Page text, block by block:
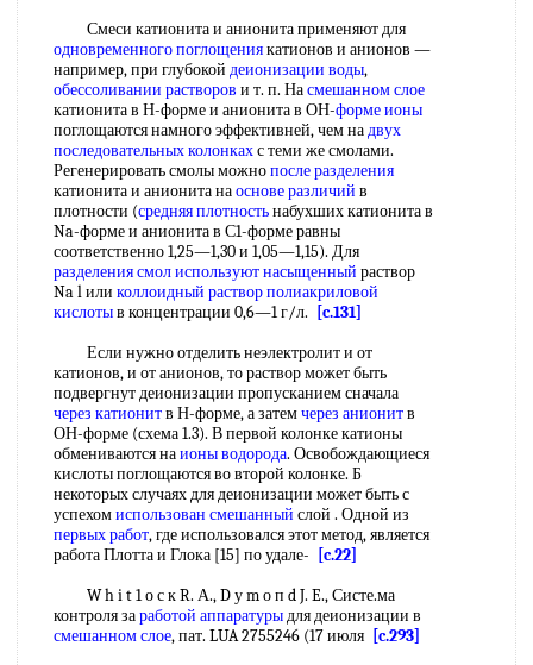
Смеси катионита и анионита применяют для
одновременного поглощениякатионов и анионов —
например, при глубокой деионизации воды,
обессоливании растворов и т. п. Насмешанном слое
катионита в Н-форме и анионита в ОН-форме ионы
поглощаются намного эффективней, чем надвух
последовательных колонкахс теми же смолами.
Регенерировать смолы можнопосле разделения
катионита и анионита наоснове различий в
плотности (средняя плотностьнабухших катионита в
Na-форме и анионита в С1-форме равны
соответственно 1,25—1,30 и 1,05—1,15). Для
разделения смолиспользуют насыщенный раствор
Na l или коллоидный растворполиакриловой
кислотыв концентрации 0,6—1 г/л.
[c.131]
Если нужно отделить неэлектролит и от
катионов, и от анионов, то раствор может быть
подвергнут деионизации пропусканием сначала
через катионитв Н-форме, а затемчерез анионитв
ОН-форме (схема 1.3). В первой колонке катионы
обмениваются наионы водорода. Освобождающиеся
кислоты поглощаются во второй колонке. Б
некоторых случаях для деионизации может быть с
успехомиспользован смешанный слой . Одной из
первых работ, где использовался этот метод, является
работа Плотта и Глока [15] по удале-
[c.22]
W h i t 1 о с к R. А., D у m о п d J. E., Систе.ма
контроля заработой аппаратурыдля деионизации в
смешанном слое, пат. LUA 2755246 (17 июля [c.293]